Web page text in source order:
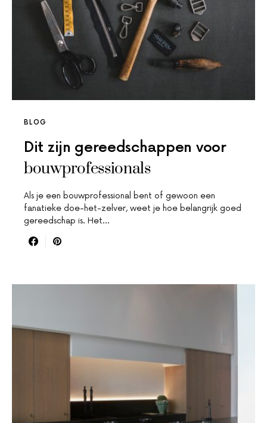
BLOG
Dit zijn gereedschappen voor
bouwprofessionals
Als je een bouwprofessional bent of gewoon een
fanatieke doe-het-zelver, weet je hoe belangrijk goed
gereedschap is. Het…